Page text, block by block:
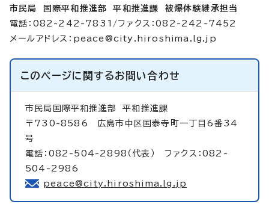
市民局 国際平和推進部 平和推進課 被爆体験継承担当
電話：082-242-7831/ファクス：082-242-7452
メールアドレス： peace@city.hiroshima.lg.jp
このページに関するお問い合わせ
市民局国際平和推進部平和推進課
〒730-8586 広島市中区国泰寺町一丁目6番34
号
電話：082-504-2898（代表） ファクス：082-
504-2986
peace@city.hiroshima.lg.jp